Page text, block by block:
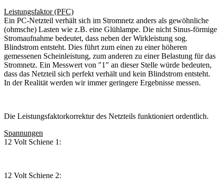
Leistungsfaktor (PFC)
Ein PC-Netzteil verhält sich im Stromnetz anders als gewöhnliche
(ohmsche) Lasten wie z.B. eine Glühlampe. Die nicht Sinus-förmige
Stromaufnahme bedeutet, dass neben der Wirkleistung sog.
Blindstrom entsteht. Dies führt zum einen zu einer höheren
gemessenen Scheinleistung, zum anderen zu einer Belastung für das
Stromnetz. Ein Messwert von "1" an dieser Stelle würde bedeuten,
dass das Netzteil sich perfekt verhält und kein Blindstrom entsteht.
In der Realität werden wir immer geringere Ergebnisse messen.
Die Leistungsfaktorkorrektur des Netzteils funktioniert ordentlich.
Spannungen
12 Volt Schiene 1:
12 Volt Schiene 2: